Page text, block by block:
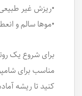
•ریزش غیر
•موها سالم و
برای شروع یک
مناسب برای
کنید تا ریشه